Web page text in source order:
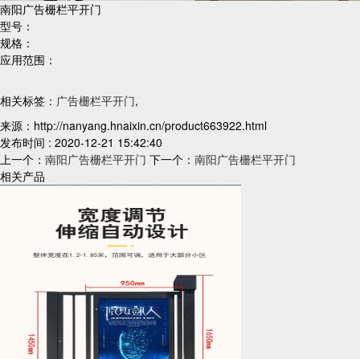
南阳广告栅栏平开门
型号：
规格：
应用范围：
相关标签： 广告栅栏平开门,
来源：http://nanyang.hnaixin.cn/product663922.html
发布时间 : 2020-12-21 15:42:40
上一个： 南阳广告栅栏平开门 下一个： 南阳广告栅栏平开门
相关产品